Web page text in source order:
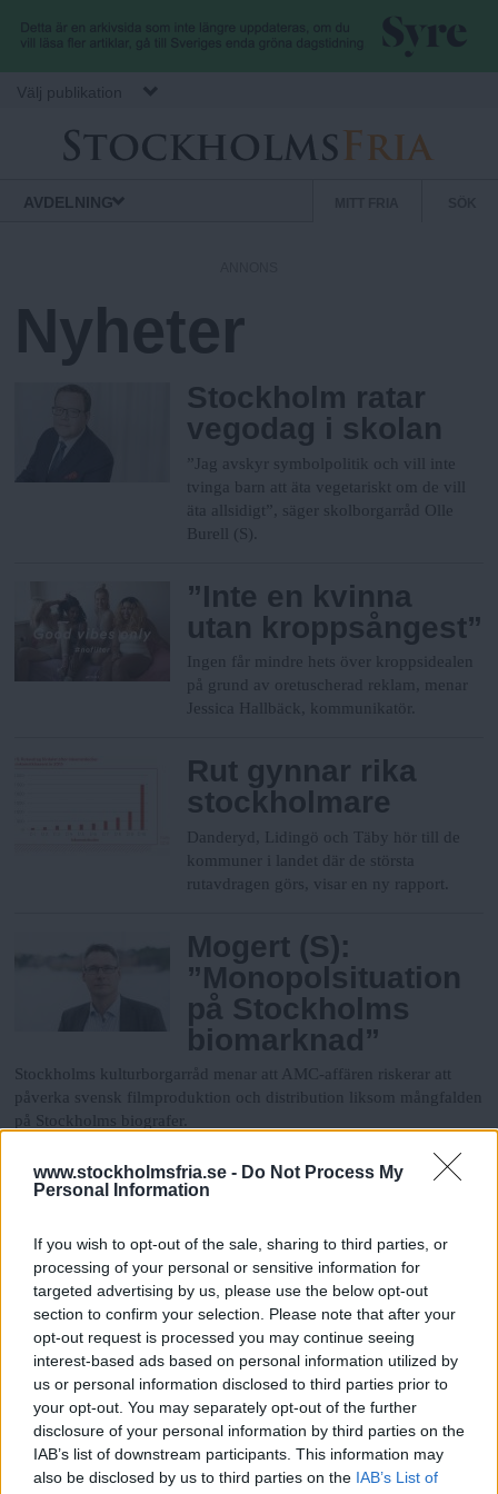
www.stockholmsfria.se - Do Not Process My
Personal Information
If you wish to opt-out of the sale, sharing to third parties, or
processing of your personal or sensitive information for
targeted advertising by us, please use the below opt-out
section to confirm your selection. Please note that after your
opt-out request is processed you may continue seeing
interest-based ads based on personal information utilized by
us or personal information disclosed to third parties prior to
your opt-out. You may separately opt-out of the further
disclosure of your personal information by third parties on the
IAB’s list of downstream participants. This information may
also be disclosed by us to third parties on the IAB’s List of
Hoppa till huvudinnehåll
Välj publikation
AVDELNING
ä
r
m
e
n
Nyheter
Stockholm ratar
vegodag i skolan
”Jag avskyr symbolpolitik och vill inte
tvinga barn att äta vegetariskt om de vill
äta allsidigt”, säger skolborgarråd Olle
Burell (S).
”Inte en kvinna
utan kroppsångest”
Ingen får mindre hets över kroppsidealen
på grund av oretuscherad reklam, menar
Jessica Hallbäck, kommunikatör.
Rut gynnar rika
stockholmare
Danderyd, Lidingö och Täby hör till de
kommuner i landet där de största
rutavdragen görs, visar en ny rapport.
Mogert (S):
”Monopolsituation
på Stockholms
biomarknad”
Stockholms kulturborgarråd menar att AMC-affären riskerar att
påverka svensk filmproduktion och distribution liksom mångfalden
på Stockholms biografer.
Stockholmare
Förintelsens offer uppmärksammas på
Raoul Wallenbergs torg på fredag. Två
överlevande från Auschwitz talar.
Fogelström hedras med
jubileumsår
Författare, Stockholmsskildrare, fredsaktivist och stadsbevarare.
Hela året blir det aktiviteter knutna till Per Anders Fogelström.